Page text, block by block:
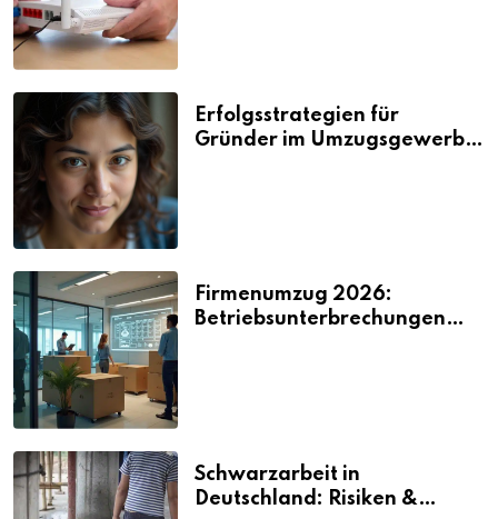
Erfolgsstrategien für
Gründer im Umzugsgewerbe
Firmenumzug 2026:
Betriebsunterbrechungen
Schwarzarbeit in
Deutschland: Risiken &